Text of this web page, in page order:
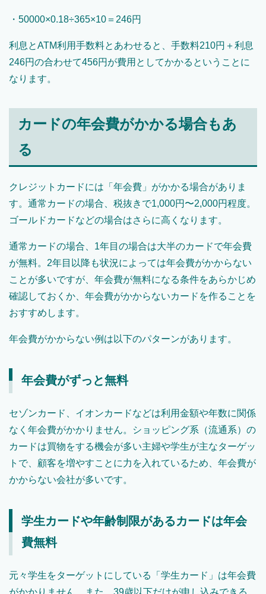
・50000×0.18÷365×10＝246円
利息とATM利用手数料とあわせると、手数料210円＋利息
246円の合わせて456円が費用としてかかるということに
なります。
カードの年会費がかかる場合もあ
る
クレジットカードには「年会費」がかかる場合がありま
す。通常カードの場合、税抜きで1,000円〜2,000円程度。
ゴールドカードなどの場合はさらに高くなります。
通常カードの場合、1年目の場合は大半のカードで年会費
が無料。2年目以降も状況によっては年会費がかからない
ことが多いですが、年会費が無料になる条件をあらかじめ
確認しておくか、年会費がかからないカードを作ることを
おすすめします。
年会費がかからない例は以下のパターンがあります。
年会費がずっと無料
セゾンカード、イオンカードなどは利用金額や年数に関係
なく年会費がかかりません。ショッピング系（流通系）の
カードは買物をする機会が多い主婦や学生が主なターゲッ
トで、顧客を増やすことに力を入れているため、年会費が
かからない会社が多いです。
学生カードや年齢制限があるカードは年会
費無料
元々学生をターゲットにしている「学生カード」は年会費